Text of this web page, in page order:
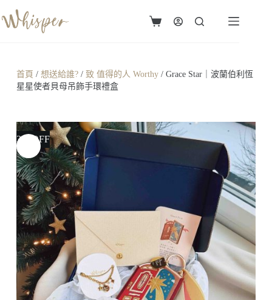
首頁 / 想送給誰?/ 致 值得的人 Worthy/ Grace Star｜波蘭伯利恆
星星使者貝母吊飾手環禮盒
3% OFF